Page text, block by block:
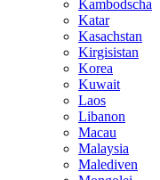
Kambodscha
Katar
Kasachstan
Kirgisistan
Korea
Kuwait
Laos
Libanon
Macau
Malaysia
Malediven